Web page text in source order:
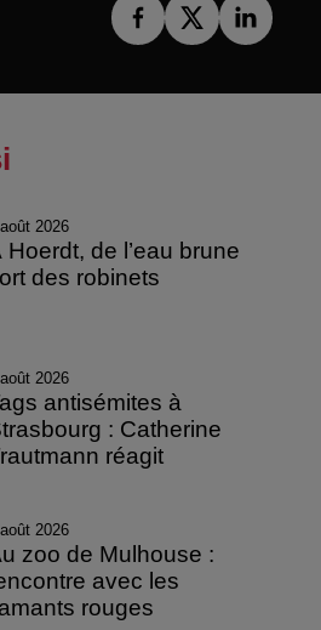
2026
Hoerdt, de l’eau brune
des robinets
2026
antisémites à
: Catherine
réagit
2026
zoo de Mulhouse :
avec les
rouges